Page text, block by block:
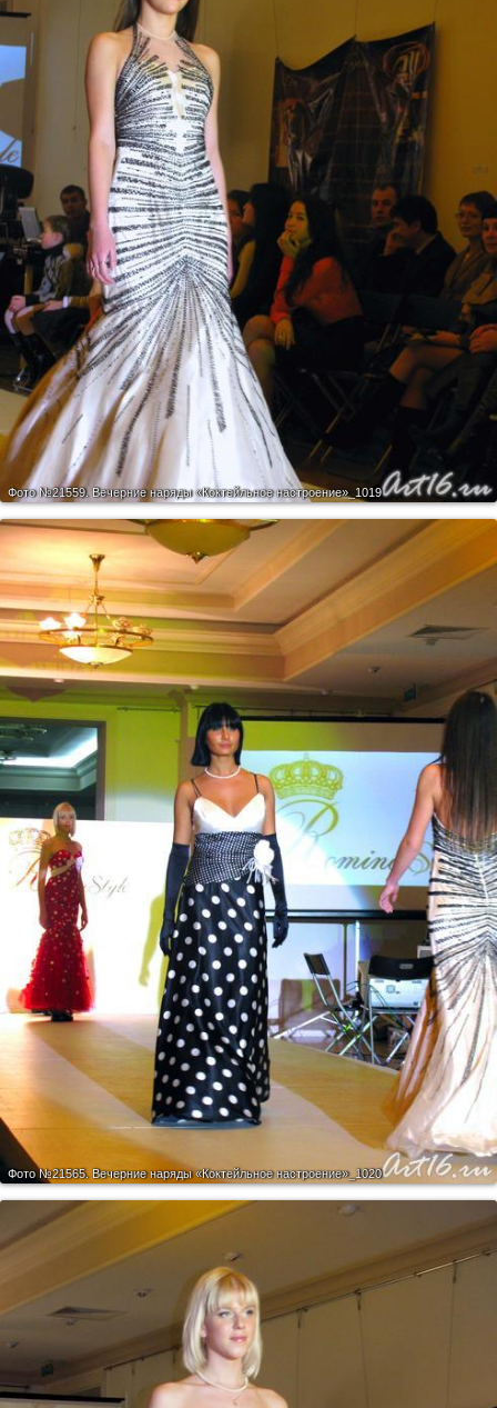
Фото №21559. Вечерние наряды «Коктейльное настроение»_1019
Фото №21565. Вечерние наряды «Коктейльное настроение»_1020